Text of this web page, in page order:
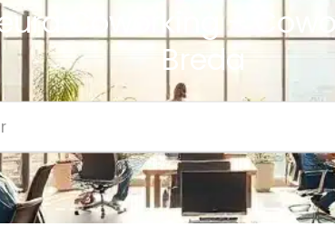
Coworking –
Breda